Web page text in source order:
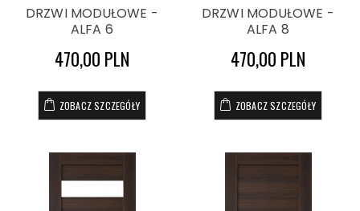
DRZWI MODUŁOWE -
ALFA 6
470,00 PLN
ZOBACZ SZCZEGÓŁY
DRZWI MODUŁOWE -
ALFA 8
470,00 PLN
ZOBACZ SZCZEGÓŁY